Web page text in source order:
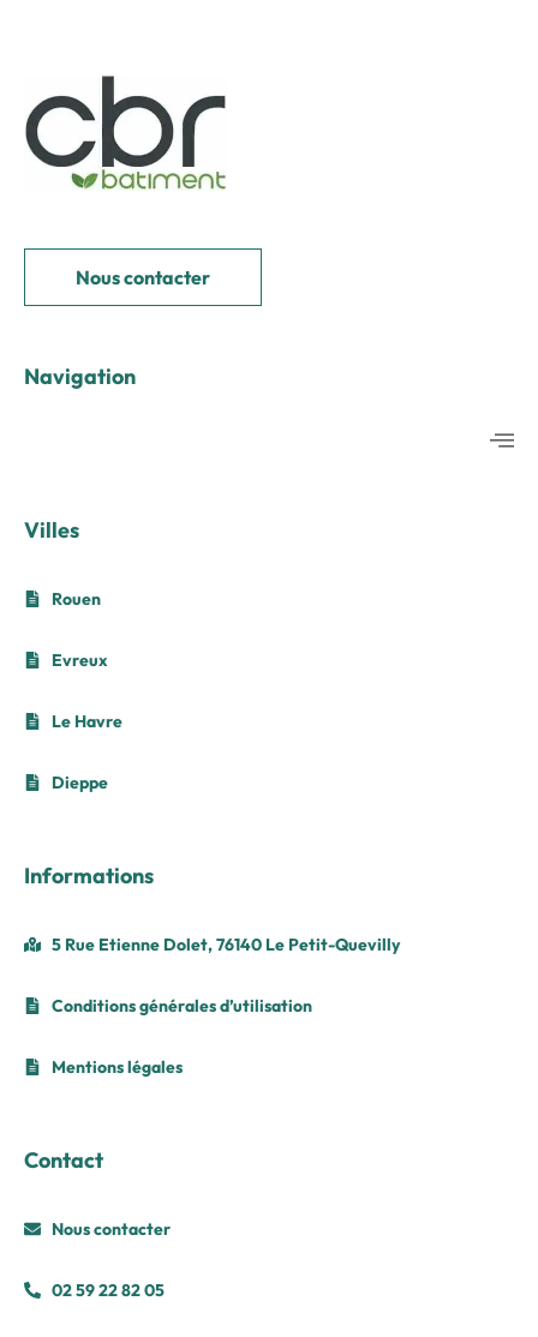
Nous contacter
Navigation
Villes
Rouen
Evreux
Le Havre
Dieppe
Informations
5 Rue Etienne Dolet, 76140 Le Petit-Quevilly
Conditions générales d’utilisation
Mentions légales
Contact
Nous contacter
02 59 22 82 05